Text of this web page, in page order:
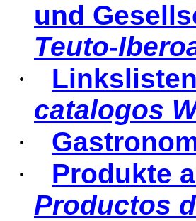
und
Teuto-
·
catalogos
·
·
Produkte
Productos